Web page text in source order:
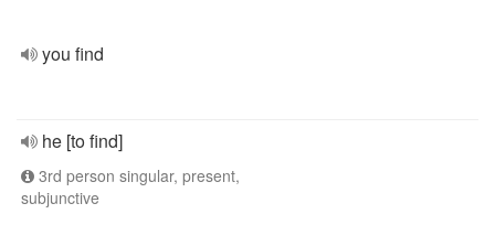
you find
he [to find]
3rd person singular, present,
subjunctive